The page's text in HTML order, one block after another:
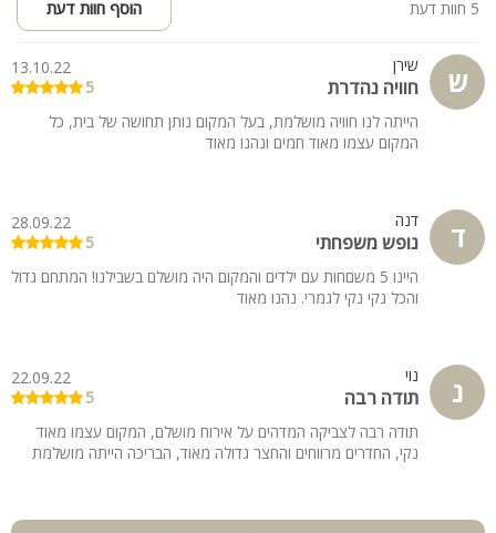
5 חוות דעת הוסף חוות דעת
ש שירן
חוויה נהדרת
13.10.22
5
הייתה לנו חוויה מושלמת, בעל המקום נותן תחושה של בית, כל
המקום עצמו מאוד חמים ונהנו מאוד
ד דנה
נופש משפחתי
28.09.22
5
היינו 5 משםחות עם ילדים והמקום היה מושלם בשבילנו! המתחם גדול
והכל נקי נקי לגמרי. נהנו מאוד
נ נוי
תודה רבה
22.09.22
5
תודה רבה לצביקה המדהים על אירוח מושלם, המקום עצמו מאוד
נקי, החדרים מרווחים והחצר גדולה מאוד, הבריכה הייתה מושלמת